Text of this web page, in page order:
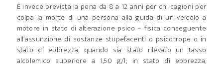
È invece prevista la pena da 8 a 12 anni per chi cagioni per
colpa la morte di una persona alla guida di un veicolo a
motore in stato di alterazione psico – fisica conseguente
all’assunzione di sostanze stupefacenti o psicotrope o in
stato di ebbrezza, quando sia stato rilevato un tasso
alcolemico superiore a 1,50 g/l; in stato di ebbrezza,